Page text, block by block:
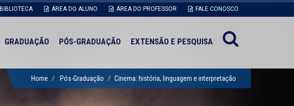
BIBLIOTECA ÁREA DO ALUNO ÁREA DO PROFESSOR FALE CONOSCO
GRADUAÇÃO PÓS-GRADUAÇÃO EXTENSÃO E PESQUISA
Home Pós-Graduação Cinema: história, linguagem e interpretação